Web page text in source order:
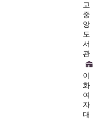
교
중
앙
도
서
관
이
화
여
자
대